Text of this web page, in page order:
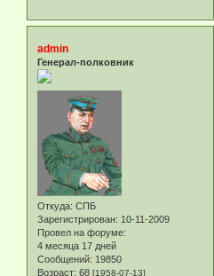
admin
Генерал-полковник
Откуда: СПБ
Зарегистрирован: 10-11-2009
Провел на форуме:
4 месяца 17 дней
Сообщений: 19850
Возраст: 68 [1958-07-13]